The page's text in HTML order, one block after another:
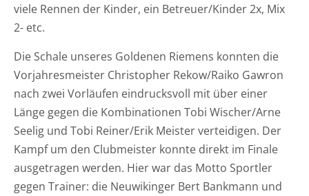
viele Rennen der Kinder, ein Betreuer/Kinder 2x, Mix
2- etc.
Die Schale unseres Goldenen Riemens konnten die
Vorjahresmeister Christopher Rekow/Raiko Gawron
nach zwei Vorläufen eindrucksvoll mit über einer
Länge gegen die Kombinationen Tobi Wischer/Arne
Seelig und Tobi Reiner/Erik Meister verteidigen. Der
Kampf um den Clubmeister konnte direkt im Finale
ausgetragen werden. Hier war das Motto Sportler
gegen Trainer: die Neuwikinger Bert Bankmann und